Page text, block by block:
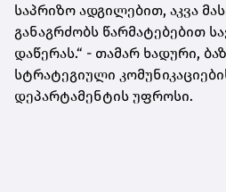
საპრიზო ადგილებით, აკვა
განაგრძობს წარმატებებით
დაწერას.“ - თამარ ხადური,
სტრატეგიული
დეპარტამენტის უფროსი.